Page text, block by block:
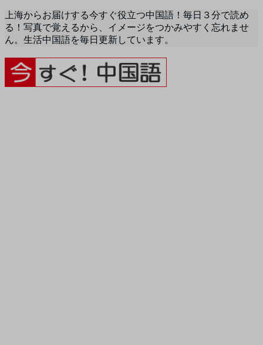
上海からお届けする今すぐ役立つ中国語！毎日３分で読め
る！写真で覚えるから、イメージをつかみやすく忘れませ
ん。生活中国語を毎日更新しています。